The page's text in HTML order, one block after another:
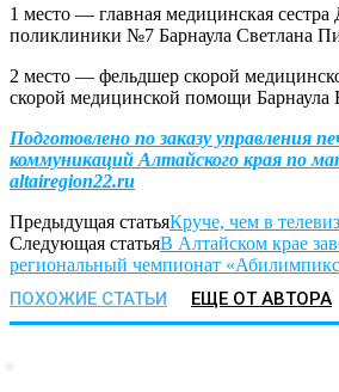
1 место — главная медицинская сестра
поликлиники №7 Барнаула Светлана
2 место — фельдшер скорой
скорой медицинской помощи Барнаула
Подготовлено по заказу управления
коммуникаций Алтайского края по
altairegion22.ru
Предыдущая статьяКруче, чем в
Следующая статьяВ Алтайском крае
региональный чемпионат
ПОХОЖИЕ СТАТЬИ ЕЩЕ ОТ АВТОРА